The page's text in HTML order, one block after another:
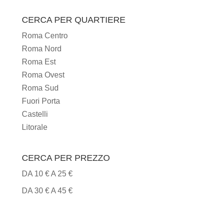
CUCINA
CERCA PER QUARTIERE
Roma Centro
Roma Nord
Roma Est
Roma Ovest
Roma Sud
Fuori Porta
Castelli
Litorale
CERCA PER PREZZO
DA 10 € A 25 €
DA 30 € A 45 €